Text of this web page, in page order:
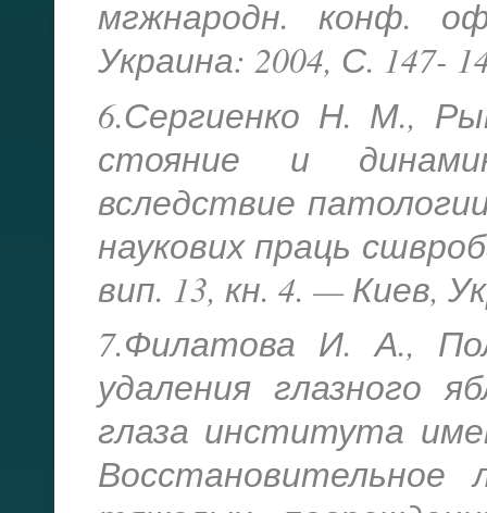
мгжнародн. конф.
Украина: 2004, С. 147-
6.Сергиенко Н. М.,
стояние и
вследствие
наукових праць
вип. 13, кн. 4. — Киев,
7.Филатова И. А.,
удаления глазного
глаза института
Восстановительное